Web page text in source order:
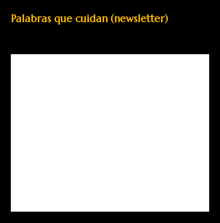
Palabras que cuidan (newsletter)